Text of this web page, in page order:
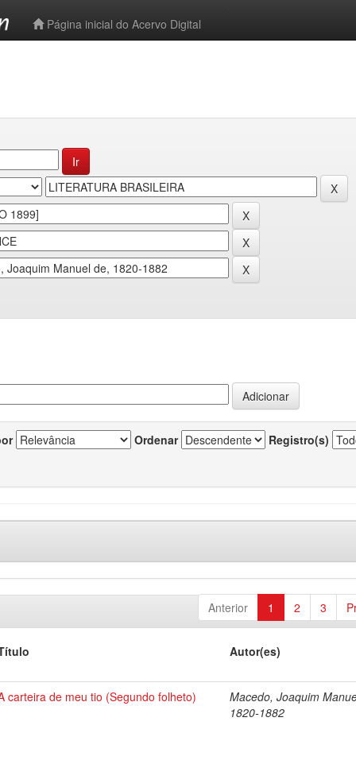
Página inicial do Acervo Digital
Ordenar Registro(s)
Anterior 1 2 3
Autor(es)
carteira de meu tio (Segundo folheto)
Macedo, Joaquim
1820-1882